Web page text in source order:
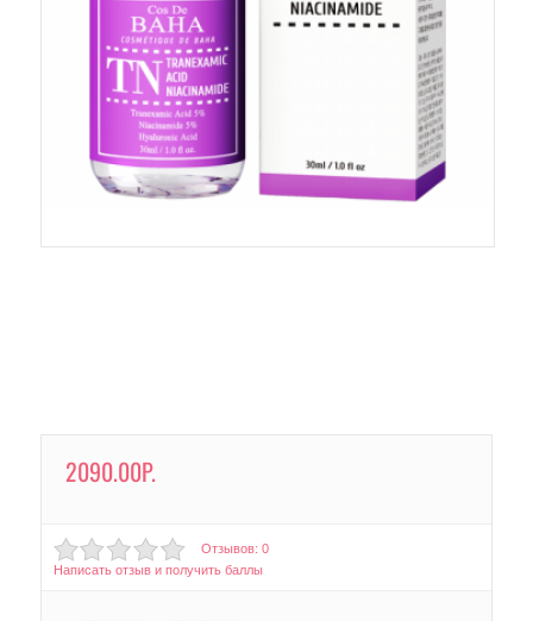
2090.00Р.
Отзывов: 0
Написать отзыв и получить баллы